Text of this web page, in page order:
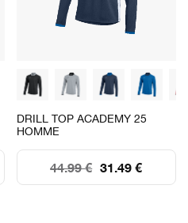
DRILL TOP ACADEMY 25
HOMME
31.49 €
44.99 €